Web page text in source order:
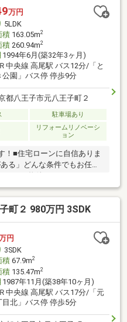
伝いします ━━━━━・・・
合わせください。
万円
5LDK
積163.05m2
積260.94m2
1994年6月(築32年3ヶ月)
中央線 高尾駅 バス12分/「と
公園」バス停 停歩9分
都八王子市元八王子町２
駐車場あり
リフォームリノベーシ
ョン
！■住宅ローンに自信ありま
る」どんな条件でもお任せ
きましては土日に限らず平
東亜住宅ではお客様が安心
入れております。経験豊富
解消いたします。お住まい
見学予約は0120-60-
話ください♪スマートフォ
せ頂けます♪
町２ 980万円 3SDK
円
3SDK
積67.9m2
積135.47m2
1987年11月(築38年10ヶ月)
Ｒ中央線 高尾駅 バス17分/「元
目北」バス停 停歩5分